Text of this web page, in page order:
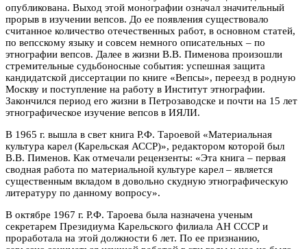
опубликована. Выход этой монографии означал значительный
прорыв в изучении вепсов. До ее появления существовало
считанное количество отечественных работ, в основном статей,
по вепсскому языку и совсем немного описательных – по
этнографии вепсов. Далее в жизни В.В. Пименова произошли
стремительные судьбоносные события: успешная защита
кандидатской диссертации по книге «Вепсы», переезд в родную
Москву и поступление на работу в Институт этнографии.
Закончился период его жизни в Петрозаводске и почти на 15 лет
этнографическое изучение вепсов в ИЯЛИ.
В 1965 г. вышла в свет книга Р.Ф. Тароевой «Материальная
культура карел (Карельская АССР)», редактором которой был
В.В. Пименов. Как отмечали рецензенты: «Эта книга – первая
сводная работа по материальной культуре карел – является
существенным вкладом в довольно скудную этнографическую
литературу по данному вопросу».
В октябре 1967 г. Р.Ф. Тароева была назначена ученым
секретарем Президиума Карельского филиала АН СССР и
проработала на этой должности 6 лет. По ее признанию,